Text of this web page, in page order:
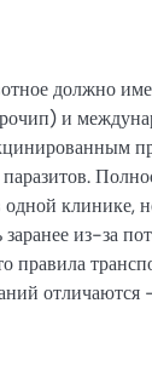
должно
и
клинике,
из-за
правила
отличаются